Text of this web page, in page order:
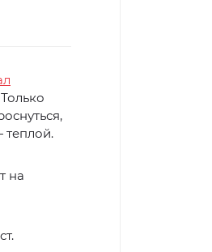
теплой.
на